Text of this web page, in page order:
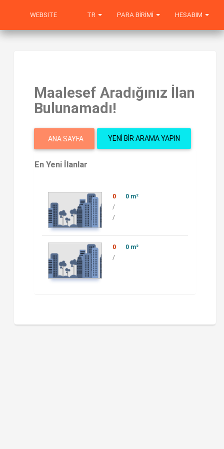
WEBSITE HESABIM
PARA BIRIMI
TR
Maalesef Aradığınız İlan
Bulunamadı!
ANA SAYFA YENI BIR ARAMA YAPIN
En Yeni İlanlar
0
0 m²
/
/
0
0 m²
/